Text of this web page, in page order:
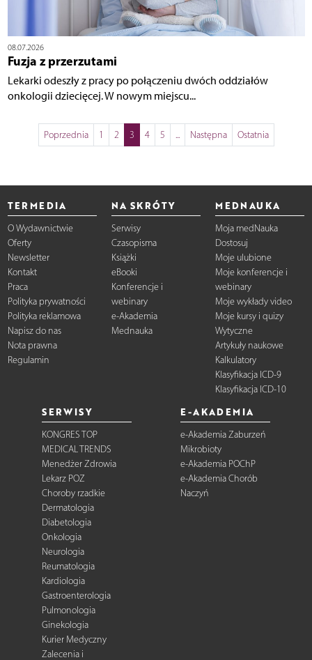
08.07.2026
Fuzja z przerzutami
Lekarki odeszły z pracy po połączeniu dwóch oddziałów
onkologii dziecięcej. W nowym miejscu...
Poprzednia 1 2 3 4 5 ... Następna Ostatnia
TERMEDIA
O Wydawnictwie
Oferty
Newsletter
Kontakt
Praca
Polityka prywatności
Polityka reklamowa
Napisz do nas
Nota prawna
Regulamin
NA SKRÓTY
Serwisy
Czasopisma
Książki
eBooki
Konferencje i
webinary
e-Akademia
Mednauka
MEDNAUKA
Moja medNauka
Dostosuj
Moje ulubione
Moje konferencje i
webinary
Moje wykłady video
Moje kursy i quizy
Wytyczne
Artykuły naukowe
Kalkulatory
Klasyfikacja ICD-9
Klasyfikacja ICD-10
SERWISY
KONGRES TOP
MEDICAL TRENDS
Menedżer Zdrowia
Lekarz POZ
Choroby rzadkie
Dermatologia
Diabetologia
Onkologia
Neurologia
Reumatologia
Kardiologia
Gastroenterologia
Pulmonologia
Ginekologia
Kurier Medyczny
Zalecenia i
E-AKADEMIA
e-Akademia Zaburzeń
Mikrobioty
e-Akademia POChP
e-Akademia Chorób
Naczyń